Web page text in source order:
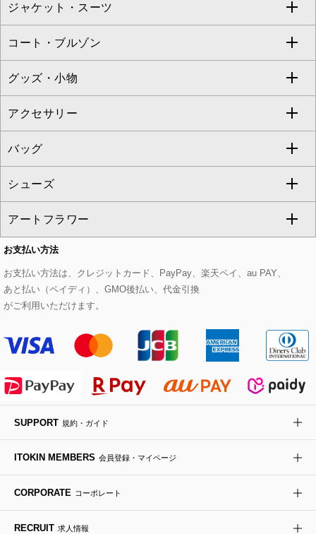
eur3
Maison de CINQ
MK MICHEL KLEIN BAG
HIROKO KOSHINO
ニット・セーター
カーディガン
アンサンブルセット
ベスト・ジレ
パーカー
タンクトップ・キャミソール
スウェット・ジャージー
その他のトップス
ドレス
チュニック
ジャンパースカート
その他のワンピース・ドレス
フルレングスパンツ
クロップド・半端丈パンツ
ガウチョ・ワイドパンツ
ハーフ・ショート丈パンツ
サロペット・オールインワン
その他のパンツ
すべてのスカート
ロング・マキシ丈スカート
ひざ丈スカート
ミモレ丈スカート
ショート・ミニ丈スカート
その他のスカート
ジャケット・スーツ
すべてのジャケット・スーツ
テーラードジャケット
ノーカラージャケット
セットアップ
セットアップジャケット
セットアップパンツ
セットアップスカート
セットアップワンピース
コート・ブルゾン
すべてのコート・ブルゾン
トレンチコート
ピーコート
ダッフルコート
チェスターコート
モッズコート
ステンカラーコート
ライダースジャケット
デニムジャケット
ダウンジャケット・コート
グッズ・小物
すべてのグッズ・小物
マスク
ストール・マフラー・スヌード
ベルト・サスペンダー
帽子
ヘアアクセサリー
ハンカチ・バンダナ
手袋
チャーム・ストラップ
アクセサリー
すべてのアクセサリー
ネックレス
ピアス・イヤリング
ブレスレット・バングル
ブローチ・コサージュ
バッグ
すべてのバッグ
トートバッグ
ショルダーバッグ
ボストンバッグ
バックパック・リュック
ボディバッグ・メッセンジャーバッグ
トラベルバッグ
シューズ
すべてのシューズ
パンプス
スニーカー
フラットシューズ
ローファー
ドレスシューズ
アートフラワー
すべてのアートフラワー
ローズ
カサブランカ・カラー
ラナンキュラス
ポプリアレンジ＆フレグランス
お支払い方法
お支払い方法は、クレジットカード、PayPay、楽天ペイ、au PAY、
あと払い（ペイディ）、GMO後払い、代金引換
がご利用いただけます。
SUPPORT 規約・ガイド
ITOKIN MEMBERS 会員登録・マイページ
CORPORATE コーポレート
RECRUIT 求人情報